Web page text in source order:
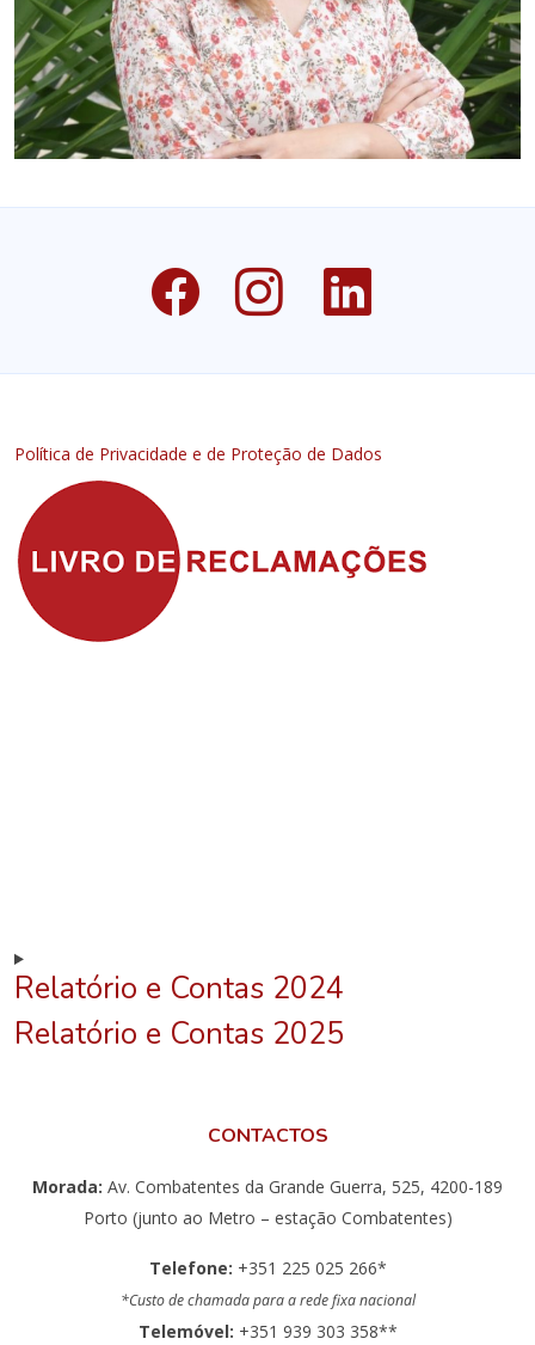
Política de Privacidade e de Proteção de Dados
Relatório e Contas 2024
Relatório e Contas 2025
CONTACTOS
Morada: Av. Combatentes da Grande Guerra, 525, 4200-189
Porto (junto ao Metro – estação Combatentes)
Telefone: +351 225 025 266*
*Custo de chamada para a rede fixa nacional
Telemóvel: +351 939 303 358**